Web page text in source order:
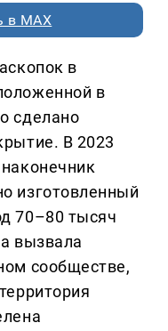
в MAX
в
в
сделано
В 2023
изготовленный
70–80 тысяч
вызвала
сообществе,